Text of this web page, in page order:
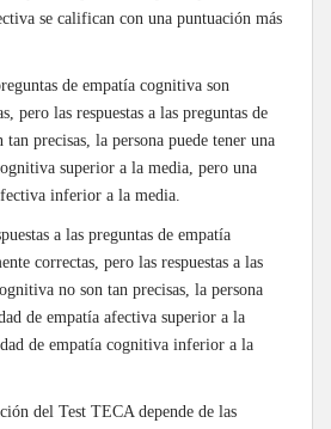
se califican con una puntuación más
de empatía cognitiva son
pero las respuestas a las preguntas de
precisas, la persona puede tener una
superior a la media, pero una
inferior a la media.
a las preguntas de empatía
correctas, pero las respuestas a las
no son tan precisas, la persona
de empatía afectiva superior a la
de empatía cognitiva inferior a la
del Test TECA depende de las